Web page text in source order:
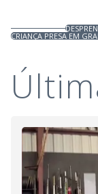
CRIANÇA PRESA EM